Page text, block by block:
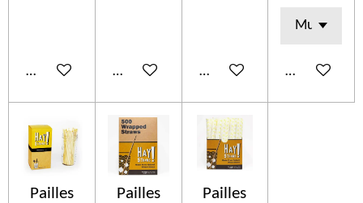
Ajouter au panierAjouter au panierAjouter au panierAjouter au
Pailles
Pailles
Pailles